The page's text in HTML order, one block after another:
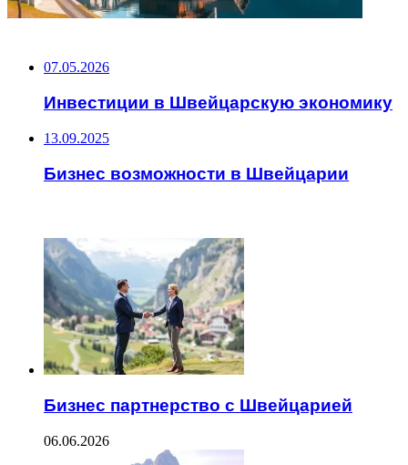
07.05.2026
Инвестиции в Швейцарскую экономику
13.09.2025
Бизнес возможности в Швейцарии
Бизнес партнерство с Швейцарией
06.06.2026